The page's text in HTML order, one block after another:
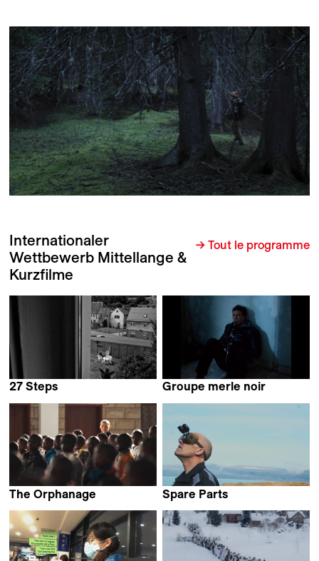
Internationaler
Wettbewerb Mittellange &
Kurzfilme
→ Tout le programme
27 Steps
Groupe merle noir
The Orphanage
Spare Parts